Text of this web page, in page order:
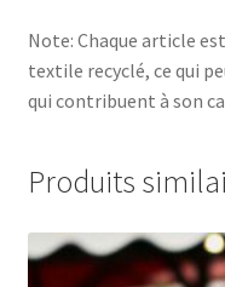
Note: Chaque article
textile recyclé, ce qui
qui contribuent à son
Produits